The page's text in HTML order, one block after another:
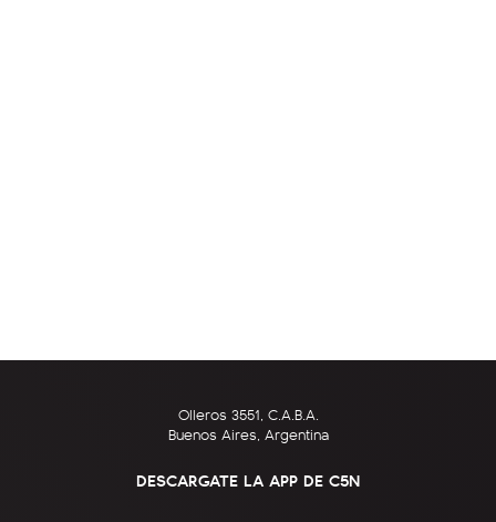
Olleros 3551, C.A.B.A.
Buenos Aires, Argentina
DESCARGATE LA APP DE C5N